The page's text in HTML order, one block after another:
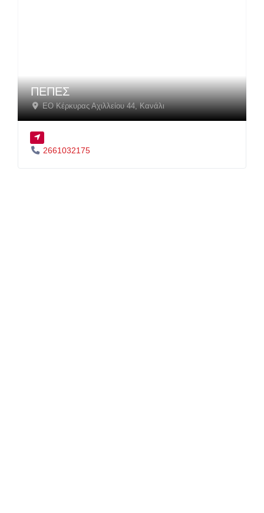
ΠΕΠΕΣ
EΟ Κέρκυρας Αχιλλείου 44,Κανάλι
2661032175